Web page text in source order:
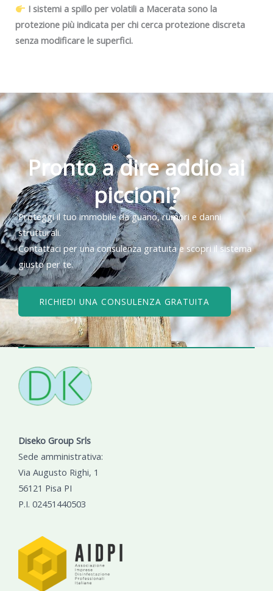
I sistemi a spillo per volatili a Macerata sono la
protezione più indicata per chi cerca protezione discreta
senza modificare le superfici.
Pronto a dire addio ai
piccioni?
Proteggi il tuo immobile da guano, rumori e danni
strutturali.
Contattaci per una consulenza gratuita e scopri il sistema
giusto per te.
RICHIEDI UNA CONSULENZA GRATUITA
Diseko Group Srls
Sede amministrativa:
Via Augusto Righi, 1
56121 Pisa PI
P.I. 02451440503